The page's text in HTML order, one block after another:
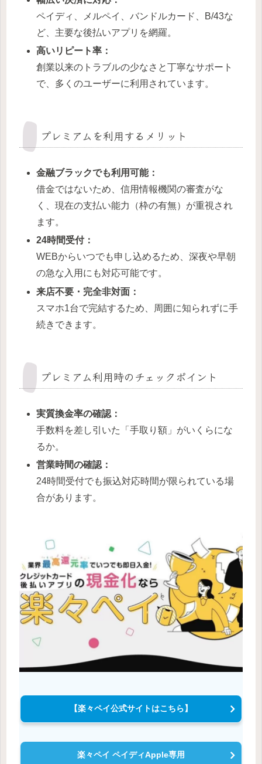
ペイディ、メルペイ、バンドルカード、B/43な
ど、主要な後払いアプリを網羅。
高いリピート率：
創業以来のトラブルの少なさと丁寧なサポート
で、多くのユーザーに利用されています。
プレミアムを利用するメリット
金融ブラックでも利用可能：
借金ではないため、信用情報機関の審査がな
く、現在の支払い能力（枠の有無）が重視され
ます。
24時間受付：
WEBからいつでも申し込めるため、深夜や早朝
の急な入用にも対応可能です。
来店不要・完全非対面：
スマホ1台で完結するため、周囲に知られずに手
続きできます。
プレミアム利用時のチェックポイント
実質換金率の確認：
手数料を差し引いた「手取り額」がいくらにな
るか。
営業時間の確認：
24時間受付でも振込対応時間が限られている場
合があります。
【楽々ペイ公式サイトはこちら】
楽々ペイ ペイディApple専用